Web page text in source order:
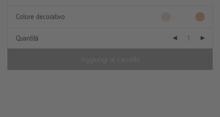
Colore decorativo
Quantità
Aggiungi al carrello